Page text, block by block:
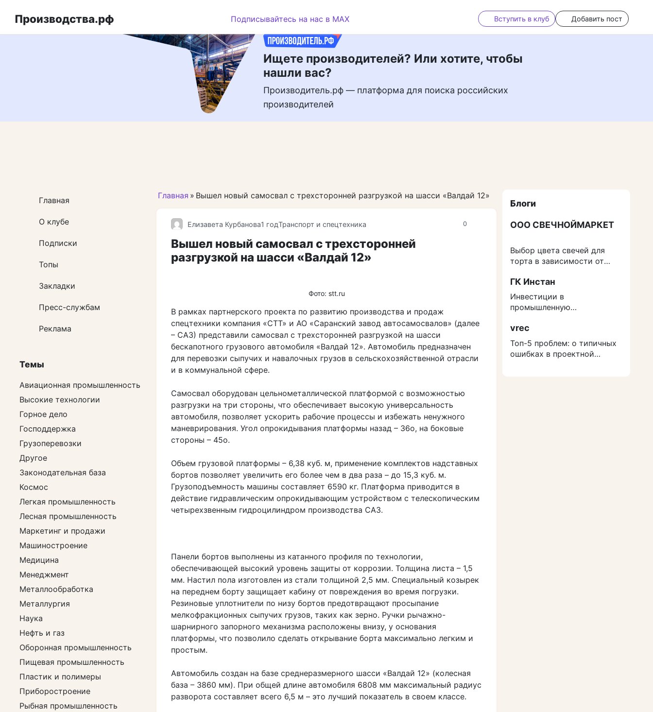
Ищете производителей? Или хотите, чтобы
нашли вас?
Производитель.рф — платформа для поиска российских
производителей
Производства.рф Подписывайтесь на нас в MAX Вступить в клуб Добавить пост
Главная » Вышел новый самосвал с трехсторонней разгрузкой на шасси «Валдай 12»
0
Елизавета Курбанова1 годТранспорт и спецтехника
Вышел новый самосвал с трехсторонней
разгрузкой на шасси «Валдай 12»
Фото: stt.ru
В рамках партнерского проекта по развитию производства и продаж
спецтехники компания «СТТ» и АО «Саранский завод автосамосвалов» (далее
– САЗ) представили самосвал с трехсторонней разгрузкой на шасси
бескапотного грузового автомобиля «Валдай 12». Автомобиль предназначен
для перевозки сыпучих и навалочных грузов в сельскохозяйственной отрасли
и в коммунальной сфере.
Самосвал оборудован цельнометаллической платформой с возможностью
разгрузки на три стороны, что обеспечивает высокую универсальность
автомобиля, позволяет ускорить рабочие процессы и избежать ненужного
маневрирования. Угол опрокидывания платформы назад – 36о, на боковые
стороны – 45о.
Объем грузовой платформы – 6,38 куб. м, применение комплектов надставных
бортов позволяет увеличить его более чем в два раза – до 15,3 куб. м.
Грузоподъемность машины составляет 6590 кг. Платформа приводится в
действие гидравлическим опрокидывающим устройством с телескопическим
четырехзвенным гидроцилиндром производства САЗ.
Панели бортов выполнены из катанного профиля по технологии,
обеспечивающей высокий уровень защиты от коррозии. Толщина листа – 1,5
мм. Настил пола изготовлен из стали толщиной 2,5 мм. Специальный козырек
на переднем борту защищает кабину от повреждения во время погрузки.
Резиновые уплотнители по низу бортов предотвращают просыпание
мелкофракционных сыпучих грузов, таких как зерно. Ручки рычажно-
шарнирного запорного механизма расположены внизу, у основания
платформы, что позволило сделать открывание борта максимально легким и
простым.
Автомобиль создан на базе среднеразмерного шасси «Валдай 12» (колесная
база – 3860 мм). При общей длине автомобиля 6808 мм максимальный радиус
разворота составляет всего 6,5 м – это лучший показатель в своем классе.
Главная
О клубе
Подписки
Топы
Закладки
Пресс-службам
Реклама
Темы
Авиационная промышленность
Высокие технологии
Горное дело
Господдержка
Грузоперевозки
Другое
Законодательная база
Космос
Легкая промышленность
Лесная промышленность
Маркетинг и продажи
Машиностроение
Медицина
Менеджмент
Металлообработка
Металлургия
Наука
Нефть и газ
Оборонная промышленность
Пищевая промышленность
Пластик и полимеры
Приборостроение
Рыбная промышленность
Блоги
ООО СВЕЧНОЙМАРКЕТ
Выбор цвета свечей для
торта в зависимости от
ГК Инстан
Инвестиции в
промышленную
защититься от роста
расходов на строительство
vrec
Топ-5 проблем: о типичных
ошибках в проектной